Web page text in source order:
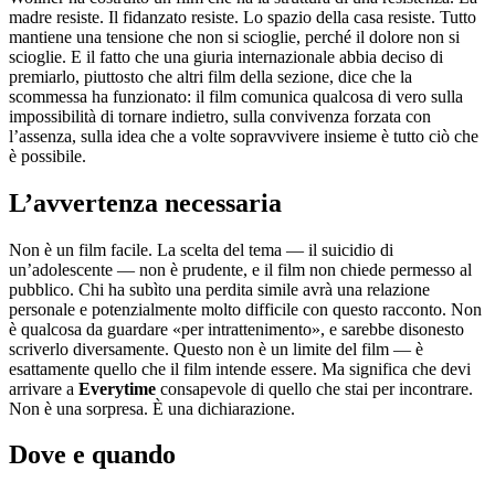
madre resiste. Il fidanzato resiste. Lo spazio della casa resiste. Tutto
mantiene una tensione che non si scioglie, perché il dolore non si
scioglie. E il fatto che una giuria internazionale abbia deciso di
premiarlo, piuttosto che altri film della sezione, dice che la
scommessa ha funzionato: il film comunica qualcosa di vero sulla
impossibilità di tornare indietro, sulla convivenza forzata con
l’assenza, sulla idea che a volte sopravvivere insieme è tutto ciò che
è possibile.
L’avvertenza necessaria
Non è un film facile. La scelta del tema — il suicidio di
un’adolescente — non è prudente, e il film non chiede permesso al
pubblico. Chi ha subìto una perdita simile avrà una relazione
personale e potenzialmente molto difficile con questo racconto. Non
è qualcosa da guardare «per intrattenimento», e sarebbe disonesto
scriverlo diversamente. Questo non è un limite del film — è
esattamente quello che il film intende essere. Ma significa che devi
arrivare a Everytime consapevole di quello che stai per incontrare.
Non è una sorpresa. È una dichiarazione.
Dove e quando